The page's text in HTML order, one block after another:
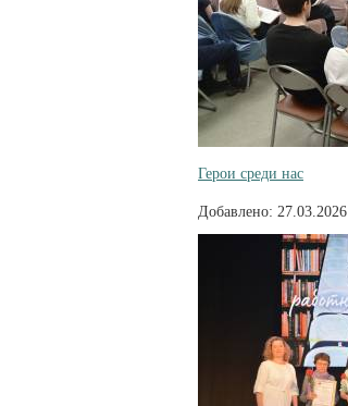
Герои среди нас
Добавлено: 27.03.2026